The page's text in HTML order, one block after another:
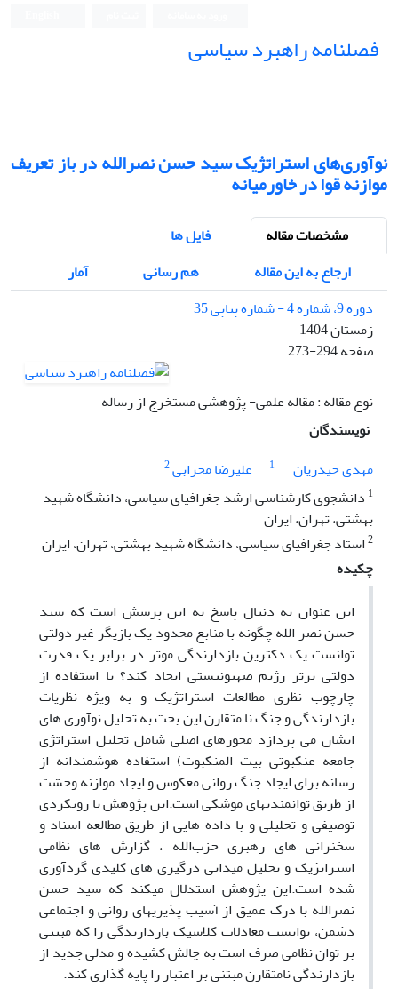
فصلنامه راهبرد سیاسی
نوآوری‌های استراتژیک سید حسن نصرالله در باز تعریف
موازنه قوا در خاورمیانه
مشخصات مقاله
فایل ها
ارجاع به این مقاله
هم رسانی
آمار
دوره 9، شماره 4 - شماره پیاپی 35
زمستان 1404
صفحه273-294
نوع مقاله : مقاله علمی- پژوهشی مستخرج از رساله
نویسندگان
مهدی حیدریان
1 علیرضا محرابی2
1 دانشجوی کارشناسی ارشد جغرافیای سیاسی، دانشگاه شهید
بهشتی، تهران، ایران
2استاد جغرافیای سیاسی، دانشگاه شهید بهشتی، تهران، ایران
چکیده
این عنوان به دنبال پاسخ به این پرسش است که سید
حسن نصر الله چگونه با منابع محدود یک بازیگر غیر دولتی
توانست یک دکترین بازدارندگی موثر در برابر یک قدرت
دولتی برتر رژیم صهیونیستی ایجاد کند؟ با استفاده از
چارچوب نظری مطالعات استراتژیک و به ویژه نظریات
بازدارندگی و جنگ نا متقارن این بحث به تحلیل نوآوری های
ایشان می پردازد محورهای اصلی شامل تحلیل استراتژی
جامعه عنکبوتی بیت المنکبوت) استفاده هوشمندانه از
رسانه برای ایجاد جنگ روانی معکوس و ایجاد موازنه وحشت
از طریق توانمندیهای موشکی است.این پژوهش با رویکردی
توصیفی و تحلیلی و با داده هایی از طریق مطالعه اسناد و
سخنرانی های رهبری حزب‌الله ، گزارش های نظامی
استراتژیک و تحلیل میدانی درگیری های کلیدی گردآوری
شده است.این پژوهش استدلال میکند که سید حسن
نصرالله با درک عمیق از آسیب پذیریهای روانی و اجتماعی
دشمن، توانست معادلات کلاسیک بازدارندگی را که مبتنی
بر توان نظامی صرف است به چالش کشیده و مدلی جدید از
بازدارندگی نامتقارن مبتنی بر اعتبار را پایه گذاری کند.